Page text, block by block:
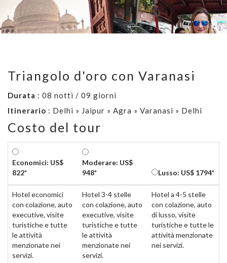
Triangolo d'oro con Varanasi
Durata : 08 notti / 09 giorni
Itinerario : Delhi » Jaipur » Agra » Varanasi » Delhi
Costo del tour
Economici: US$
822*
Moderare: US$
948*
Lusso: US$ 1794*
Hotel economici
con colazione, auto
executive, visite
turistiche e tutte
le attività
menzionate nei
servizi.
Hotel 3-4 stelle
con colazione, auto
executive, visite
turistiche e tutte
le attività
menzionate nei
servizi.
Hotel a 4-5 stelle
con colazione, auto
di lusso, visite
turistiche e tutte le
attività menzionate
nei servizi.